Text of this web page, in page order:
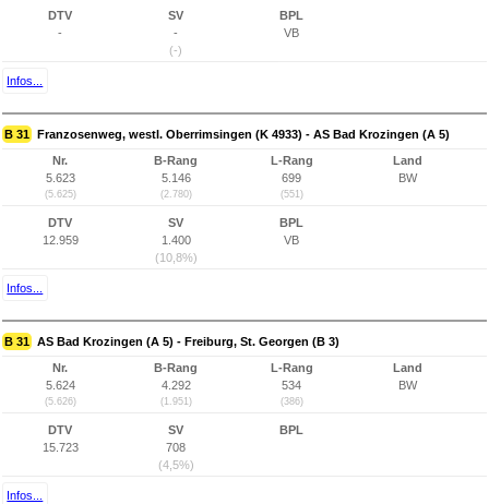
DTV
-
SV
-
(-)
BPL
VB
Infos...
B 31 Franzosenweg, westl. Oberrimsingen (K 4933) - AS Bad Krozingen (A 5)
Nr.
5.623
(5.625)
B-Rang
5.146
(2.780)
L-Rang
699
(551)
Land
BW
DTV
12.959
SV
1.400
(10,8%)
BPL
VB
Infos...
B 31 AS Bad Krozingen (A 5) - Freiburg, St. Georgen (B 3)
Nr.
5.624
(5.626)
B-Rang
4.292
(1.951)
L-Rang
534
(386)
Land
BW
DTV
15.723
SV
708
(4,5%)
BPL
Infos...